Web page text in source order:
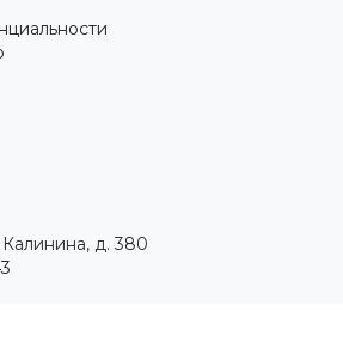
Калинина, д. 380